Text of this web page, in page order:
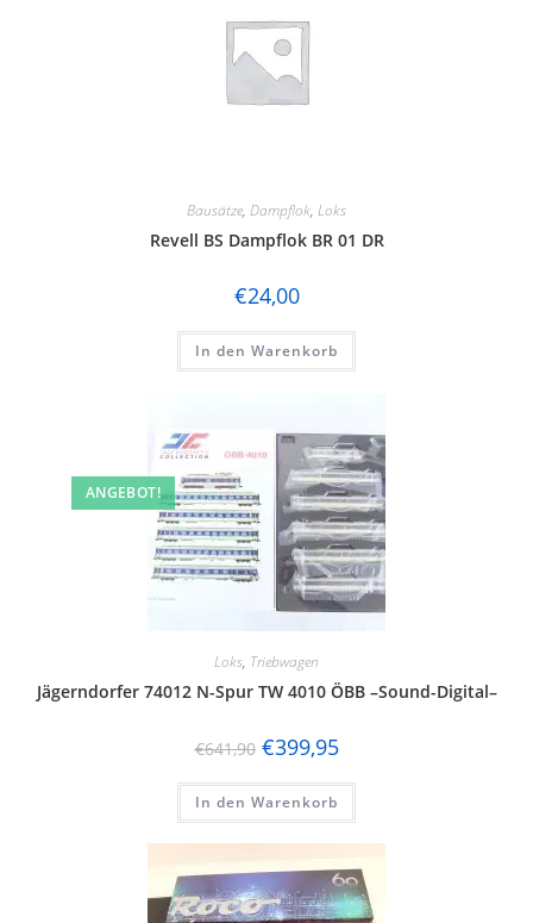
Bausätze, Dampflok, Loks
Revell BS Dampflok BR 01 DR
€24,00
In den Warenkorb
ANGEBOT!
Loks, Triebwagen
Jägerndorfer 74012 N-Spur TW 4010 ÖBB –Sound-Digital–
€641,90 €399,95
In den Warenkorb